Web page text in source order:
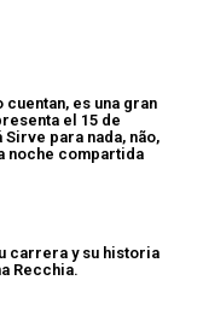
es una gran
el 15 de
Sirve para nada, não,
noche compartida
carrera y su historia
Recchia.